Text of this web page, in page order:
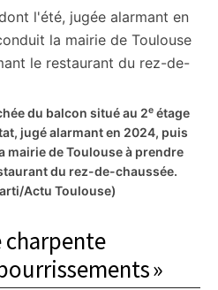
du balcon situé au 2eétage
jugé alarmant en 2024, puis
mairie de Toulouse à prendre
du rez-de-chaussée.
Actu Toulouse)
charpente
»